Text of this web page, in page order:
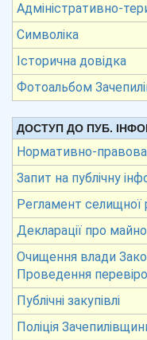
Адміністративно-
Символіка
Історична довідка
Фотоальбом
ДОСТУП ДО ПУБ.
Нормативно-
Запит на публічну
Регламент селищної
Декларації про
Очищення влади
Проведення
Публічні закупівлі
Поліція